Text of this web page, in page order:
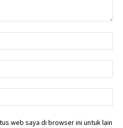
web saya di browser ini untuk lain